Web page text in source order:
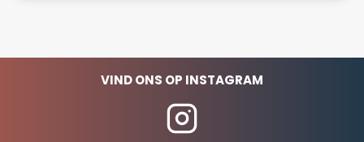
VIND ONS OP INSTAGRAM